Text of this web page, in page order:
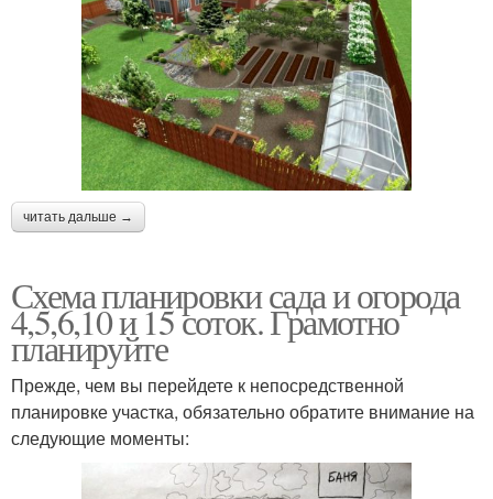
читать дальше →
Схема планировки сада и огорода
4,5,6,10 и 15 соток. Грамотно
планируйте
Прежде, чем вы перейдете к непосредственной
планировке участка, обязательно обратите внимание на
следующие моменты: